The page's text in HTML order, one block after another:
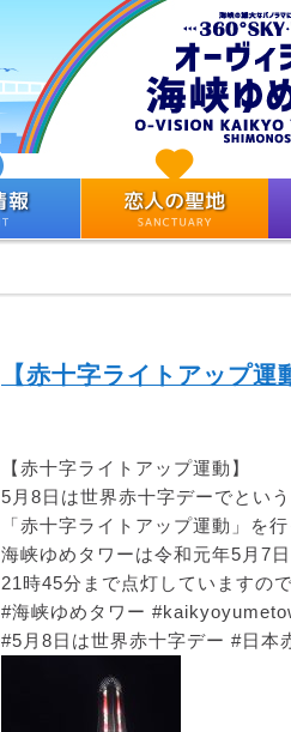
【赤十字ライトアップ運
【赤十字ライトアップ運動】
5月8日は世界赤十字デーでとい
「赤十字ライトアップ運動」を行
海峡ゆめタワーは令和元年5月7
21時45分まで点灯していますの
#海峡ゆめタワー
#5月8日は世界赤十字デー #日本